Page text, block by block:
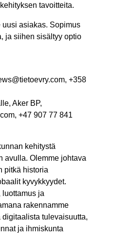
tavoitteita.
asiakas. Sopimus
ja siihen sisältyy optio
+358
Aker BP,
+47 907 77 841
kehitystä
avulla. Olemme johtava
pitkä historia
kyvykkyydet.
luottamus ja
rakennamme
tulevaisuutta,
ja ihmiskunta